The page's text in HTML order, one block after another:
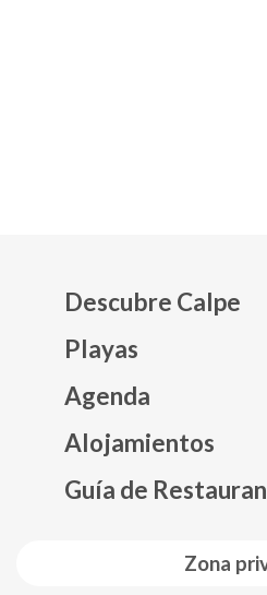
Zona
Descubre Calpe
Playas
Agenda
Alojamientos
Guía de